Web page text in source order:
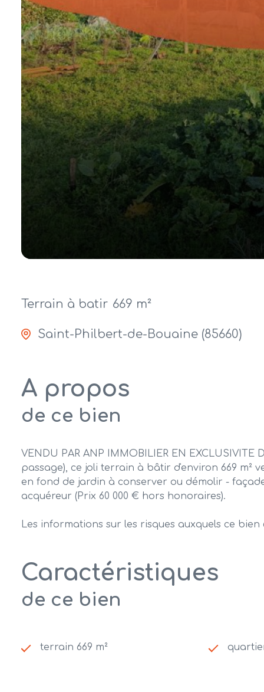
Terrain à batir 669 m²
Saint-Philbert-de-Bouaine (85660)
A propos
de ce bien
VENDU PAR ANP IMMOBILIER EN
passage), ce joli terrain à bâtir d'environ 669 m²
en fond de jardin à conserver ou démolir -
acquéreur (Prix 60 000 € hors honoraires).
Les informations sur les risques auxquels ce
Caractéristiques
de ce bien
terrain 669 m²